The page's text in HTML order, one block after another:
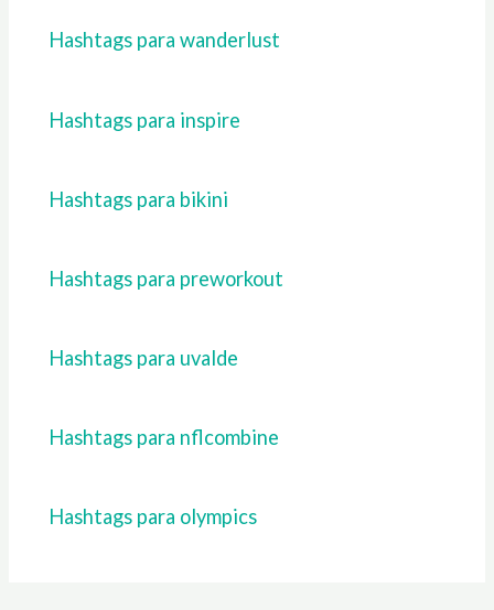
Hashtags para wanderlust
Hashtags para inspire
Hashtags para bikini
Hashtags para preworkout
Hashtags para uvalde
Hashtags para nflcombine
Hashtags para olympics